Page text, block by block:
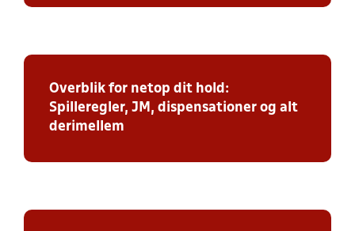
Overblik for netop dit hold:
Spilleregler, JM, dispensationer og alt
derimellem